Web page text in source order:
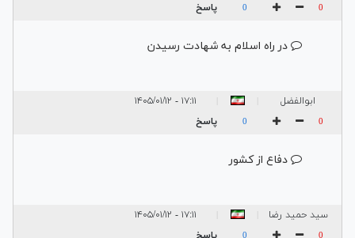
حیدری
0
0 پاسخ
در راه اسلام به شهادت رسیدن
ابوالفضل
نوروزیان
۱۷:۱۱ - ۱۴۰۵/۰۱/۱۲
0
0 پاسخ
دفاع از کشور
سید حمید رضا
۱۷:۱۱ - ۱۴۰۵/۰۱/۱۲
0
0